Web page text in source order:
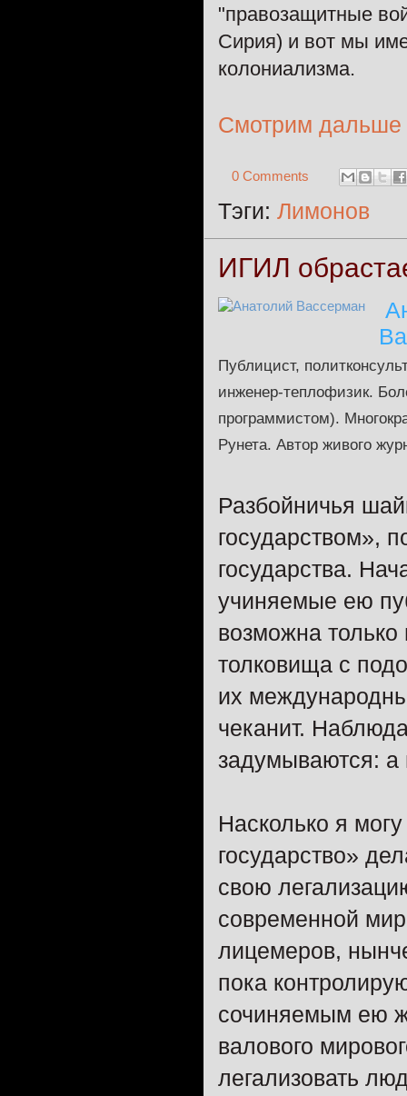
"правозащитные
Сирия) и вот мы
колониализма.
Смотрим
0 Comments
Тэги: Лимонов
ИГИЛ
Публицист,
инженер-теплофизик.
программистом).
Рунета. Автор живого
Разбойничья
государством»,
государства.
учиняемые ею
возможна только
толковища с
их
чеканит.
задумываются: а
Насколько я
государство»
свою
современной
лицемеров,
пока
сочиняемым ею
валового
легализовать